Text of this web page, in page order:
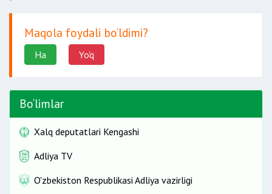
kompaniyasi filialiga
Maqola foydali bo‘ldimi?
Ha Yo'q
Bo‘limlar
Xalq deputatlari Kengashi
Adliya TV
O'zbekiston Respublikasi Adliya vazirligi